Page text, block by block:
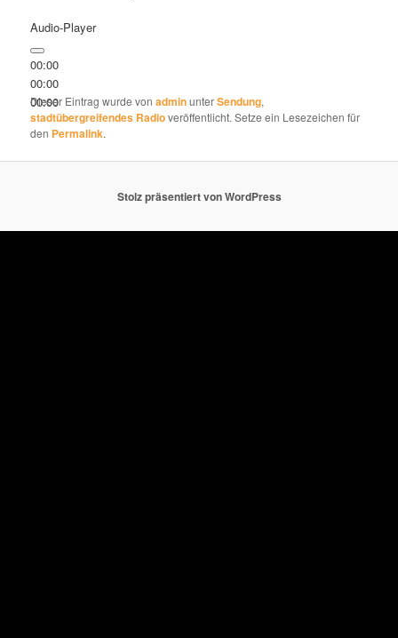
Audio-Player
00:00
00:00
00:00
Dieser Eintrag wurde vonadminunterSendung,
stadtübergreifendes Radioveröffentlicht. Setze ein Lesezeichen für
den Permalink.
Stolz präsentiert von WordPress